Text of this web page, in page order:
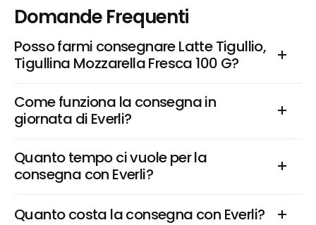
Domande Frequenti
Posso farmi consegnare Latte Tigullio,
Tigullina Mozzarella Fresca 100 G?
Come funziona la consegna in
giornata di Everli?
Quanto tempo ci vuole per la
consegna con Everli?
Quanto costa la consegna con Everli?